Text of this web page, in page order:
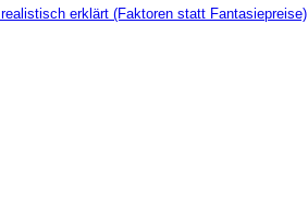
erklärt (Faktoren statt Fantasiepreise)